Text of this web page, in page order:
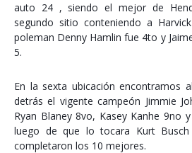
auto 24 , siendo el mejor de
segundo sitio conteniendo a
poleman Denny Hamlin fue 4to y
5.
En la sexta ubicación encontramos
detrás el vigente campeón Jimmie
Ryan Blaney 8vo, Kasey Kanhe 9no
luego de que lo tocara Kurt
completaron los 10 mejores.